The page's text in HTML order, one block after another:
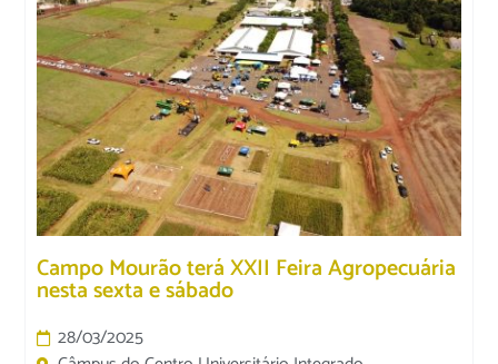
Campo Mourão terá XXII Feira Agropecuária
nesta sexta e sábado
28/03/2025